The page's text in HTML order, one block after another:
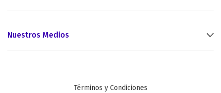
Nuestros Medios
Términos y Condiciones